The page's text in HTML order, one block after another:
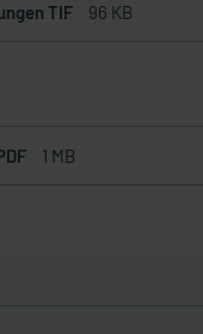
TIF 96 KB
1 MB